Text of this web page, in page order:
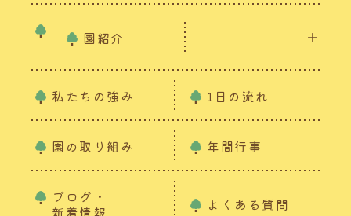
園紹介
私たちの強み 1日の流れ
園の取り組み 年間行事
ブログ・
新着情報
よくある質問